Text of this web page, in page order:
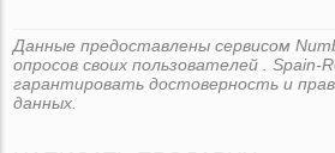
Данные предоставлены сервисом
опросов своих пользователей .
гарантировать достоверность и
данных.